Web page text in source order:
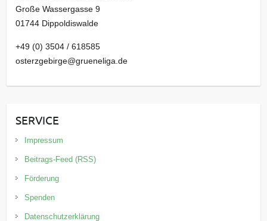
Große Wassergasse 9
01744 Dippoldiswalde
+49 (0) 3504 / 618585
osterzgebirge@grueneliga.de
SERVICE
Impressum
Beitrags-Feed (RSS)
Förderung
Spenden
Datenschutzerklärung